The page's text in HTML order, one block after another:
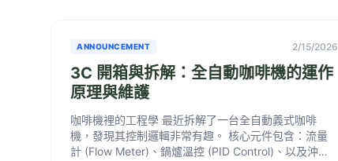
ANNOUNCEMENT 2/15/2026
3C 開箱與拆解：全自動咖啡機的運作
原理與維護
咖啡機裡的工程學 最近拆解了一台全自動義式咖啡
機，發現其控制邏輯非常有趣。 核心元件包含：流量
計 (Flow Meter)、鍋爐溫控 (PID Control)、以及沖泡